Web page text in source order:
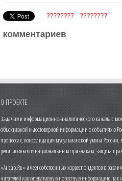
???????? ????????
комментариев
О ПРОЕКТЕ
Задачами информационно-аналитического канала с
объективной и достоверной информации о событиях в
процессах, консолидация мусульманской уммы
религиозным и национальным признакам, защита
«Ансар.Ru» имеет собственных корреспондентов в
читателей как оперативную новостную информацию,